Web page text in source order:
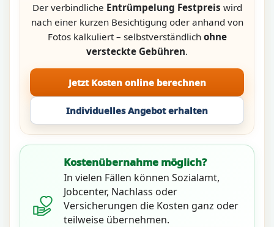
Der verbindliche Entrümpelung Festpreis wird
nach einer kurzen Besichtigung oder anhand von
Fotos kalkuliert – selbstverständlich ohne
versteckte Gebühren.
Jetzt Kosten online berechnen
Individuelles Angebot erhalten
Kostenübernahme möglich?
In vielen Fällen können Sozialamt,
Jobcenter, Nachlass oder
Versicherungen die Kosten ganz oder
teilweise übernehmen.